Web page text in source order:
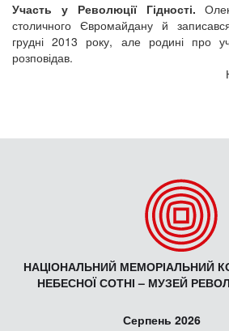
Участь у Революції Гідності.
столичного Євромайдану й
грудні 2013 року, але родині про
розповідав.
НАЦІОНАЛЬНИЙ МЕМОРІАЛЬНИЙ
НЕБЕСНОЇ СОТНІ – МУЗЕЙ
Серпень 2026